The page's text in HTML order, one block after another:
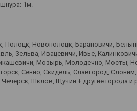
1м.
Полоцк, Новополоцк, Барановичи,
Зельва, Ивацевичи, Ивье,
Мозырь, Молодечно, Мосты,
Сенно, Скидель, Славгород,
Шклов, Щучин + другие города и